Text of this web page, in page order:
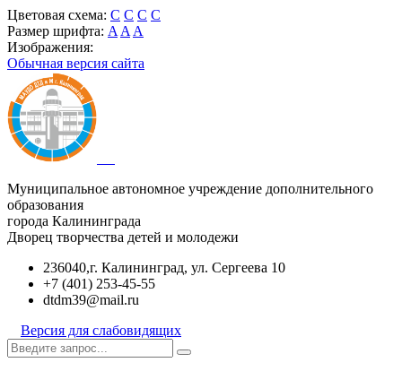
Цветовая схема: C C C C
Размер шрифта: A A A
Изображения:
Обычная версия сайта
Муниципальное автономное учреждение дополнительного
образования
города Калининграда
Дворец творчества детей и молодежи
236040,г. Калининград, ул. Сергеева 10
+7 (401) 253-45-55
dtdm39@mail.ru
Версия для слабовидящих